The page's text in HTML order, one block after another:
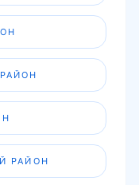
РАЙОН